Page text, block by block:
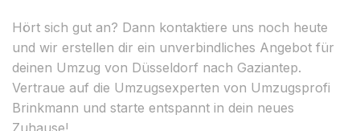
Hört sich gut an? Dann kontaktiere uns noch heute
und wir erstellen dir ein unverbindliches Angebot für
deinen Umzug von Düsseldorf nach Gaziantep.
Vertraue auf die Umzugsexperten von Umzugsprofi
Brinkmann und starte entspannt in dein neues
Zuhause!